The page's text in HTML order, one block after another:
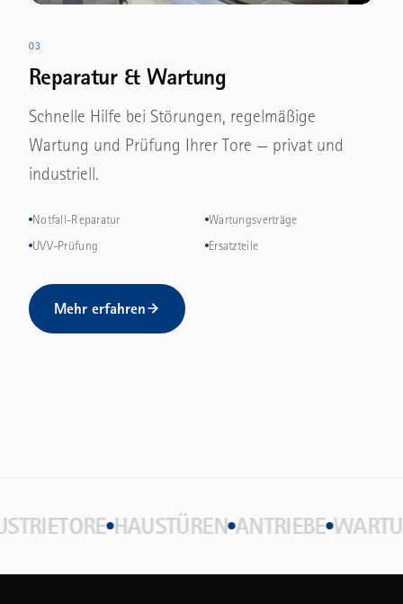
03
Reparatur & Wartung
Schnelle Hilfe bei Störungen, regelmäßige
Wartung und Prüfung Ihrer Tore — privat und
industriell.
Notfall-Reparatur
Wartungsverträge
UVV-Prüfung
Ersatzteile
Mehr erfahren
INDUSTRIETORE HAUSTÜREN